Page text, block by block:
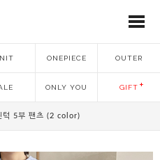
ONEPIECE OUTER
ONLY YOU GIFT
턱 5부 팬츠 (2 color)